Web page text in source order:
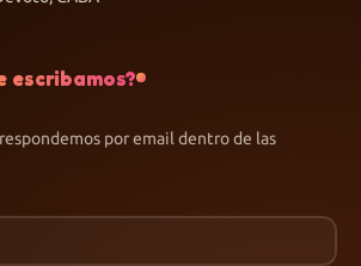
escribamos?
por email dentro de las